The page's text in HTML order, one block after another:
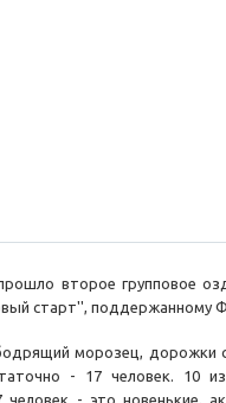
второе групповое
старт'', поддержанному
морозец, дорожки
- 17 человек. 10
человек - это новенькие,